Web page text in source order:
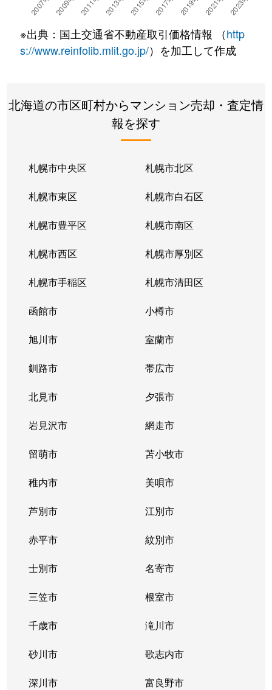
※出典：国土交通省不動産取引価格情報 （http
s://www.reinfolib.mlit.go.jp/）を加工して作成
北海道の市区町村からマンション売却・査定情
報を探す
札幌市中央区 札幌市北区
札幌市東区 札幌市白石区
札幌市豊平区 札幌市南区
札幌市西区 札幌市厚別区
札幌市手稲区 札幌市清田区
函館市 小樽市
旭川市 室蘭市
釧路市 帯広市
北見市 夕張市
岩見沢市 網走市
留萌市 苫小牧市
稚内市 美唄市
芦別市 江別市
赤平市 紋別市
士別市 名寄市
三笠市 根室市
千歳市 滝川市
砂川市 歌志内市
深川市 富良野市